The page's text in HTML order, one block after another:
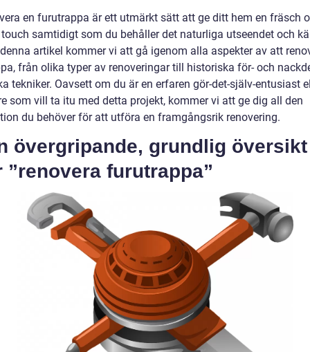
en furutrappa är ett utmärkt sätt att ge ditt hem en fräsch
samtidigt som du behåller det naturliga utseendet och
artikel kommer vi att gå igenom alla aspekter av att
från olika typer av renoveringar till historiska för- och
tekniker. Oavsett om du är en erfaren gör-det-själv-entusiast
som vill ta itu med detta projekt, kommer vi att ge dig all den
du behöver för att utföra en framgångsrik renovering.
övergripande, grundlig översikt
”renovera furutrappa”